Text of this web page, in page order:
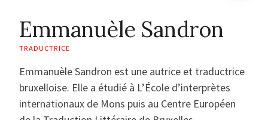
Emmanuèle Sandron
TRADUCTRICE
Emmanuèle Sandron est une autrice et traductrice
bruxelloise. Elle a étudié à L’École d’interprètes
internationaux de Mons puis au Centre Européen